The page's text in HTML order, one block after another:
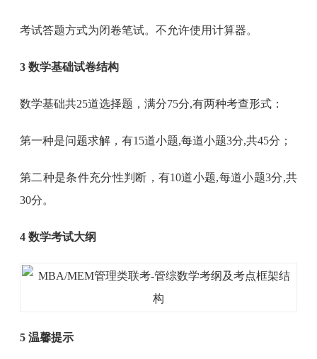
考试答题方式为闭卷笔试。不允许使用计算器。
3 数学基础试卷结构
数学基础共25道选择题，满分75分,有两种考查形式：
第一种是问题求解，有15道小题,每道小题3分,共45分；
第二种是条件充分性判断，有10道小题,每道小题3分,共
30分。
4 数学考试大纲
5 温馨提示